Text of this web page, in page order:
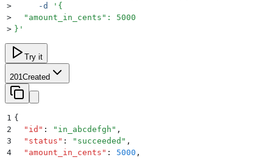
>
     -d
' {
>
  "amount_in_cents": 5000
> } '
Try it
201 Created
1 {
2
  "
id " : " in_abcdefgh " ,
3
  "
status " : " succeeded " ,
4
  "
amount_in_cents " : 5000 ,